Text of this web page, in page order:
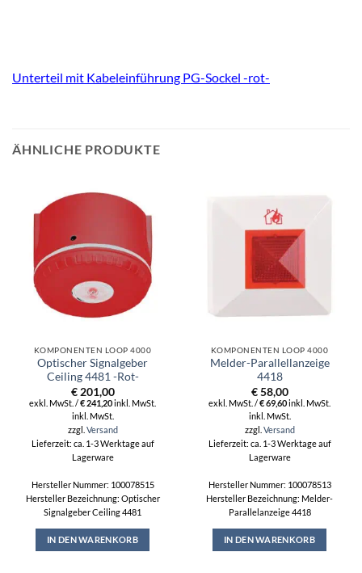
Unterteil mit Kabeleinführung PG-Sockel -rot-
ÄHNLICHE PRODUKTE
KOMPONENTEN LOOP 4000
Optischer Signalgeber
Ceiling 4481 -Rot-
€201,00
exkl. MwSt. /€241,20inkl. MwSt.
inkl. MwSt.
zzgl. Versand
Lieferzeit: ca. 1-3 Werktage auf
Lagerware
Hersteller Nummer: 100078515
Hersteller Bezeichnung: Optischer
Signalgeber Ceiling 4481
IN DEN WARENKORB
KOMPONENTEN LOOP 4000
Melder-Parallellanzeige
4418
€58,00
exkl. MwSt. /€69,60inkl. MwSt.
inkl. MwSt.
zzgl. Versand
Lieferzeit: ca. 1-3 Werktage auf
Lagerware
Hersteller Nummer: 100078513
Hersteller Bezeichnung: Melder-
Parallelanzeige 4418
IN DEN WARENKORB